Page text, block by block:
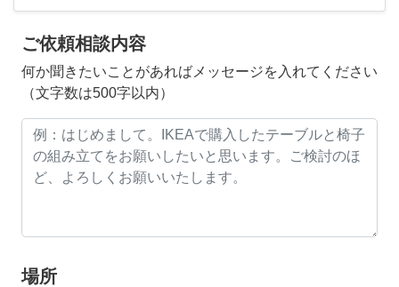
ご依頼相談内容
何か聞きたいことがあればメッセージを入れてください
（文字数は500字以内）
場所